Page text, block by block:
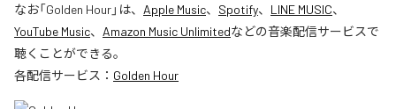
なお「Golden Hour」は、 Apple Music、 Spotify、 LINE MUSIC、
YouTube Music、 Amazon Music Unlimitedなどの音楽配信サービスで
聴くことができる。
各配信サービス： Golden Hour